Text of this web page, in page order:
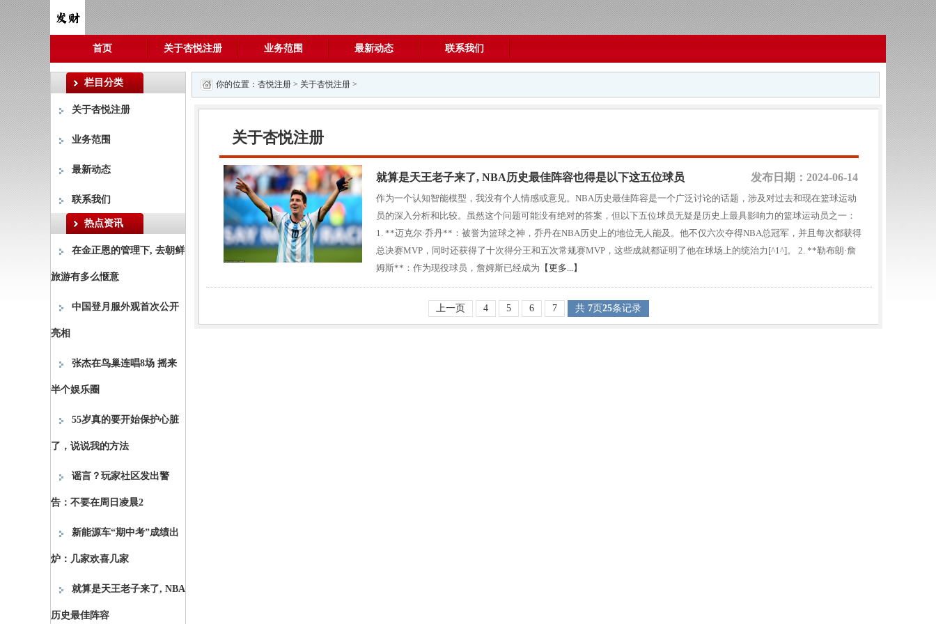
首页 关于杏悦注册 业务范围 最新动态 联系我们
栏目分类
关于杏悦注册
业务范围
最新动态
联系我们
热点资讯
在金正恩的管理下, 去朝鲜
旅游有多么惬意
中国登月服外观首次公开
亮相
张杰在鸟巢连唱8场 摇来
半个娱乐圈
55岁真的要开始保护心脏
了，说说我的方法
谣言？玩家社区发出警
告：不要在周日凌晨2
新能源车“期中考”成绩出
炉：几家欢喜几家
就算是天王老子来了, NBA
历史最佳阵容
你的位置： 杏悦注册 > 关于杏悦注册 >
关于杏悦注册
发布日期：2024-06-14
就算是天王老子来了, NBA历史最佳阵容也得是以下这五位球员
作为一个认知智能模型，我没有个人情感或意见。NBA历史最佳阵容是一个广泛讨论的话题，涉及对过去和现在篮球运动
员的深入分析和比较。虽然这个问题可能没有绝对的答案，但以下五位球员无疑是历史上最具影响力的篮球运动员之一：
1. **迈克尔·乔丹**：被誉为篮球之神，乔丹在NBA历史上的地位无人能及。他不仅六次夺得NBA总冠军，并且每次都获得
总决赛MVP，同时还获得了十次得分王和五次常规赛MVP，这些成就都证明了他在球场上的统治力[^1^]。 2. **勒布朗·詹
姆斯**：作为现役球员，詹姆斯已经成为 【更多...】
上一页 4 5 6 7 共7页25条记录